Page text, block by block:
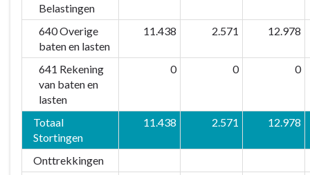
Belastingen
640 Overige
baten en lasten
11.438 2.571 12.978
641 Rekening
van baten en
lasten
0 0 0
Totaal
Stortingen
11.438 2.571 12.978
Onttrekkingen